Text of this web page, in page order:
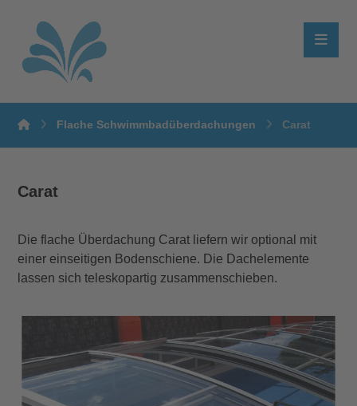
Flache Schwimmbadüberdachungen Carat
Carat
Die flache Überdachung Carat liefern wir optional mit
einer einseitigen Bodenschiene. Die Dachelemente
lassen sich teleskopartig zusammenschieben.